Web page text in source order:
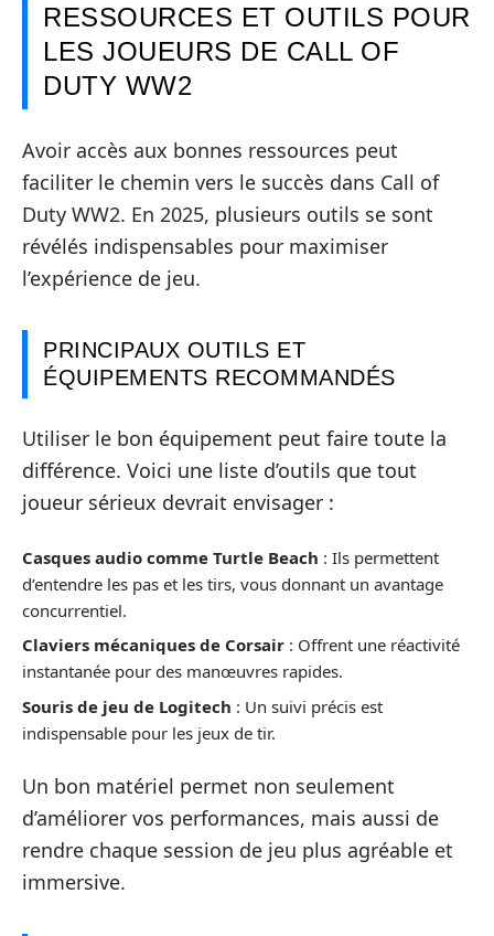
RESSOURCES ET OUTILS POUR
LES JOUEURS DE CALL OF
DUTY WW2
Avoir accès aux bonnes ressources peut
faciliter le chemin vers le succès dans Call of
Duty WW2. En 2025, plusieurs outils se sont
révélés indispensables pour maximiser
l’expérience de jeu.
PRINCIPAUX OUTILS ET
ÉQUIPEMENTS RECOMMANDÉS
Utiliser le bon équipement peut faire toute la
différence. Voici une liste d’outils que tout
joueur sérieux devrait envisager :
Casques audio comme Turtle Beach : Ils permettent
d’entendre les pas et les tirs, vous donnant un avantage
concurrentiel.
Claviers mécaniques de Corsair : Offrent une réactivité
instantanée pour des manœuvres rapides.
Souris de jeu de Logitech : Un suivi précis est
indispensable pour les jeux de tir.
Un bon matériel permet non seulement
d’améliorer vos performances, mais aussi de
rendre chaque session de jeu plus agréable et
immersive.